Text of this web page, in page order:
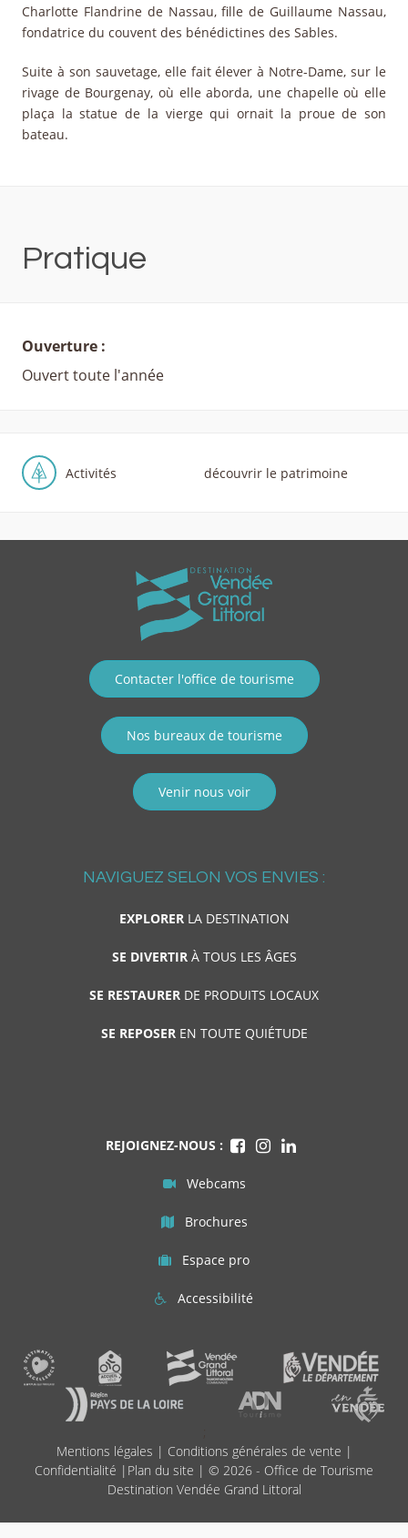
Charlotte Flandrine de Nassau, fille de Guillaume Nassau,
fondatrice du couvent des bénédictines des Sables.
Suite à son sauvetage, elle fait élever à Notre-Dame, sur le
rivage de Bourgenay, où elle aborda, une chapelle où elle
plaça la statue de la vierge qui ornait la proue de son
bateau.
Pratique
Ouverture :
Ouvert toute l'année
Activités découvrir le patrimoine
Contacter l'office de tourisme
Nos bureaux de tourisme
Venir nous voir
NAVIGUEZ SELON VOS ENVIES :
EXPLORERLA DESTINATION
SE DIVERTIRÀ TOUS LES ÂGES
SE RESTAURER DE PRODUITS LOCAUX
SE REPOSEREN TOUTE QUIÉTUDE
REJOIGNEZ-NOUS :
Webcams
Brochures
Espace pro
Accessibilité
Mentions légales | Conditions générales de vente |
Confidentialité | Plan du site | © 2026 - Office de Tourisme
Destination Vendée Grand Littoral